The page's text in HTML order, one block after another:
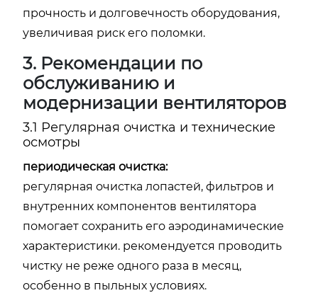
прочность и долговечность оборудования,
увеличивая риск его поломки.
3. Рекомендации по
обслуживанию и
модернизации вентиляторов
3.1 Регулярная очистка и технические
осмотры
периодическая очистка:
регулярная очистка лопастей, фильтров и
внутренних компонентов вентилятора
помогает сохранить его аэродинамические
характеристики. рекомендуется проводить
чистку не реже одного раза в месяц,
особенно в пыльных условиях.